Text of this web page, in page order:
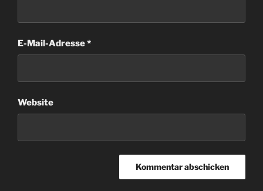
E-Mail-Adresse*
Website